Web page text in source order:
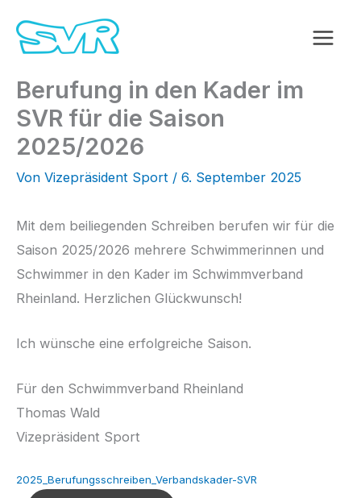
Inhalt
Berufung in den Kader im
SVR für die Saison
2025/2026
Von Vizepräsident Sport / 6. September 2025
Mit dem beiliegenden Schreiben berufen wir für die
Saison 2025/2026 mehrere Schwimmerinnen und
Schwimmer in den Kader im Schwimmverband
Rheinland. Herzlichen Glückwunsch!
Ich wünsche eine erfolgreiche Saison.
Für den Schwimmverband Rheinland
Thomas Wald
Vizepräsident Sport
2025_Berufungsschreiben_Verbandskader-SVR